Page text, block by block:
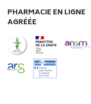
PHARMACIE EN LIGNE
AGRÉÉE